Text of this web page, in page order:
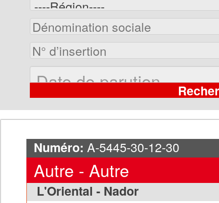
Numéro: A-5445-30-12-30
Autre - Autre
L'Oriental - Nador